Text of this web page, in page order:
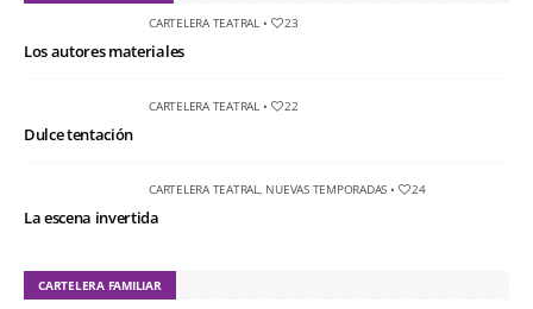
CARTELERA TEATRAL• 23
Los autores materiales
CARTELERA TEATRAL• 22
Dulce tentación
CARTELERA TEATRAL, NUEVAS TEMPORADAS • 24
La escena invertida
CARTELERA FAMILIAR